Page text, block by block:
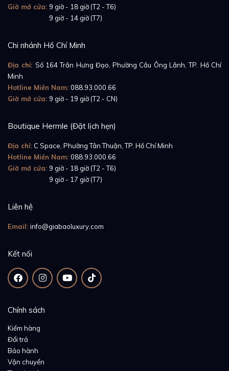
Giờ mở cửa: 9 giờ - 18 giờ (T2 - T6)
9 giờ - 14 giờ (T7)
Chi nhánh Hồ Chí Minh
Địa chỉ: Số 164 Trần Hưng Đạo, Phường Cầu Ông Lãnh, TP. Hồ Chí
Minh
Hotline Miền Nam: 088.93.000.66
Giờ mở cửa: 9 giờ - 19 giờ (T2 - CN)
Boutique Hermle (Đặt lịch hẹn)
Địa chỉ: C Space, Phường Tân Thuận, TP. Hồ Chí Minh
Hotline Miền Nam: 088.93.000.66
Giờ mở cửa: 9 giờ - 18 giờ (T2 - T6)
9 giờ - 17 giờ (T7)
Liên hệ
Email: info@giabaoluxury.com
Kết nối
Chính sách
Kiểm hàng
Đổi trả
Bảo hành
Vận chuyển